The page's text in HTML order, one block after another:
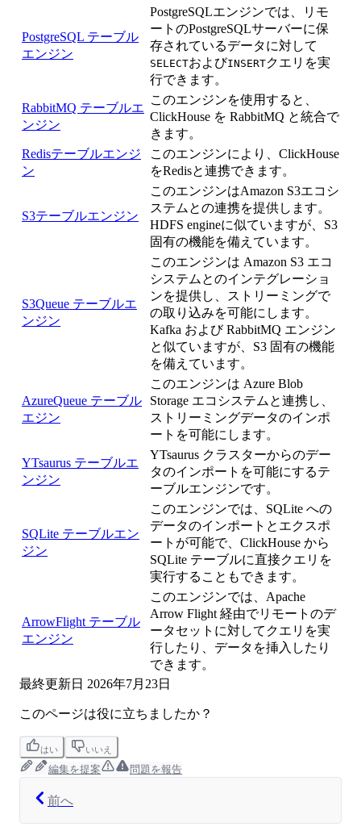
PostgreSQL テーブル
エンジン
PostgreSQLエンジンでは、リモ
ートのPostgreSQLサーバーに保
存されているデータに対して
SELECTおよびINSERTクエリを実
行できます。
RabbitMQ テーブルエ
ンジン
このエンジンを使用すると、
ClickHouse を RabbitMQ と統合で
きます。
Redisテーブルエンジ
ン
このエンジンにより、ClickHouse
をRedisと連携できます。
S3テーブルエンジン
このエンジンはAmazon S3エコシ
ステムとの連携を提供します。
HDFS engineに似ていますが、S3
固有の機能を備えています。
S3Queue テーブルエ
ンジン
このエンジンは Amazon S3 エコ
システムとのインテグレーショ
ンを提供し、ストリーミングで
の取り込みを可能にします。
Kafka および RabbitMQ エンジン
と似ていますが、S3 固有の機能
を備えています。
AzureQueue テーブル
エジン
このエンジンは Azure Blob
Storage エコシステムと連携し、
ストリーミングデータのインポ
ートを可能にします。
YTsaurus テーブルエ
ンジン
YTsaurus クラスターからのデー
タのインポートを可能にするテ
ーブルエンジンです。
SQLite テーブルエン
ジン
このエンジンでは、SQLite への
データのインポートとエクスポ
ートが可能で、ClickHouse から
SQLite テーブルに直接クエリを
実行することもできます。
ArrowFlight テーブル
エンジン
このエンジンでは、Apache
Arrow Flight 経由でリモートのデ
ータセットに対してクエリを実
行したり、データを挿入したり
できます。
最終更新日 2026年7月23日
このページは役に立ちましたか？
はい いいえ
編集を提案 問題を報告
前へ